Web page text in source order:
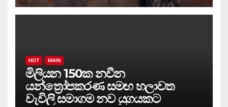
HOT MAIN
මිලියන 150ක නවීන
යන්ත්‍රෝපකරණ සමඟ හලාවත
වැවිලි සමාගම නව යුගයකට